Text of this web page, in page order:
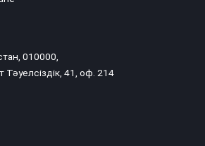
010000,
Тәуелсіздік, 41, оф. 214